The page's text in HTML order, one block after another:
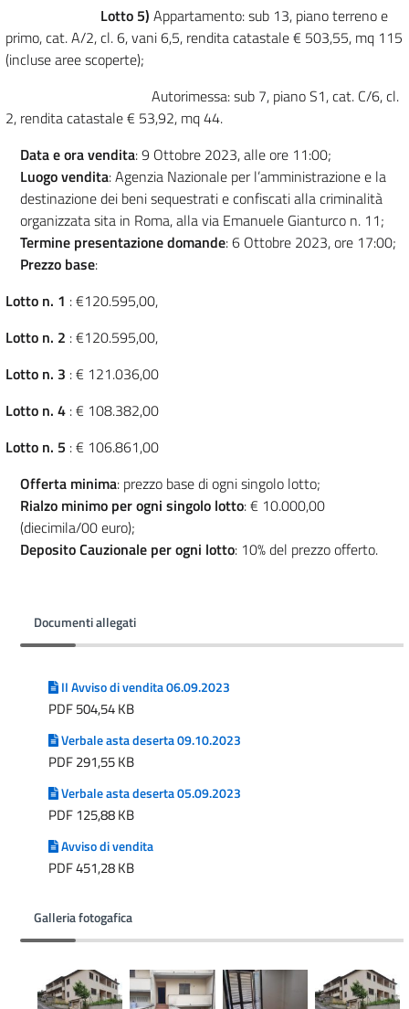
Lotto 5) Appartamento: sub 13, piano terreno e
primo, cat. A/2, cl. 6, vani 6,5, rendita catastale € 503,55, mq 115
(incluse aree scoperte);
Autorimessa: sub 7, piano S1, cat. C/6, cl.
2, rendita catastale € 53,92, mq 44.
Data e ora vendita: 9 Ottobre 2023, alle ore 11:00;
Luogo vendita: Agenzia Nazionale per l’amministrazione e la
destinazione dei beni sequestrati e confiscati alla criminalità
organizzata sita in Roma, alla via Emanuele Gianturco n. 11;
Termine presentazione domande: 6 Ottobre 2023, ore 17:00;
Prezzo base:
Lotto n. 1 : €120.595,00,
Lotto n. 2 : €120.595,00,
Lotto n. 3 : € 121.036,00
Lotto n. 4 : € 108.382,00
Lotto n. 5 : € 106.861,00
Offerta minima: prezzo base di ogni singolo lotto;
Rialzo minimo per ogni singolo lotto: € 10.000,00
(diecimila/00 euro);
Deposito Cauzionale per ogni lotto: 10% del prezzo offerto.
Documenti allegati
II Avviso di vendita 06.09.2023
PDF 504,54 KB
Verbale asta deserta 09.10.2023
PDF 291,55 KB
Verbale asta deserta 05.09.2023
PDF 125,88 KB
Avviso di vendita
PDF 451,28 KB
Galleria fotogafica